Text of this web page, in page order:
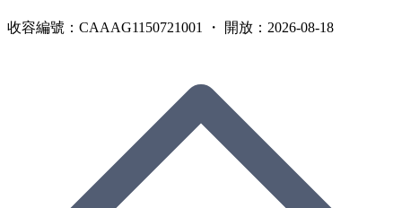
收容編號：CAAAG1150721001 ・ 開放：2026-08-18